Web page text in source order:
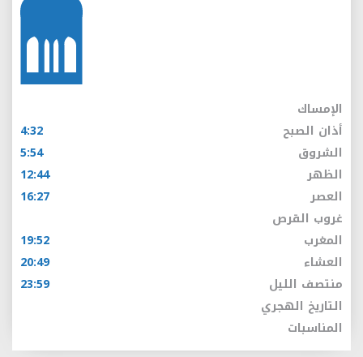
الإمساك
أذان الصبح
4:32
الشروق
5:54
الظهر
12:44
العصر
16:27
غروب القرص
المغرب
19:52
العشاء
20:49
منتصف الليل
23:59
التاريخ الهجري
المناسبات